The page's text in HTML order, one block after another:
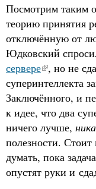
Посмотрим таким
теорию принятия
отключённую от
Юдковский
сервере , но не
суперинтеллекта
Заключённого, и
к идее, что два
ничего лучше,
полезности.
думать, пока
опустят руки и